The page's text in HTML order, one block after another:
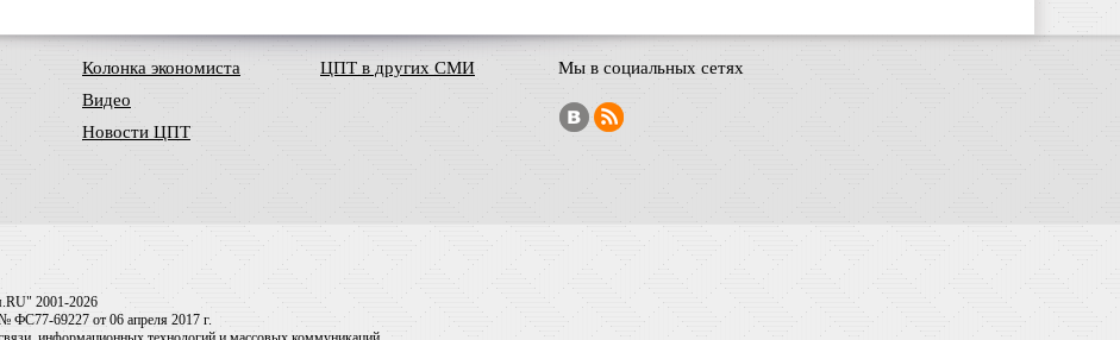
Колонка экономиста
Видео
Новости ЦПТ
ЦПТ в других СМИ Мы в социальных сетях
2001-2026
ФС77-69227 от 06 апреля 2017 г.